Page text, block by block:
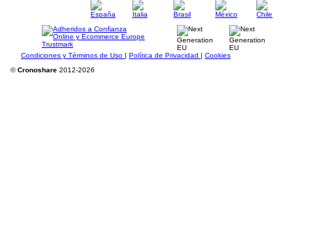
Condiciones y Términos de Uso | Política de Privacidad | Cookies
©Cronoshare 2012-2026